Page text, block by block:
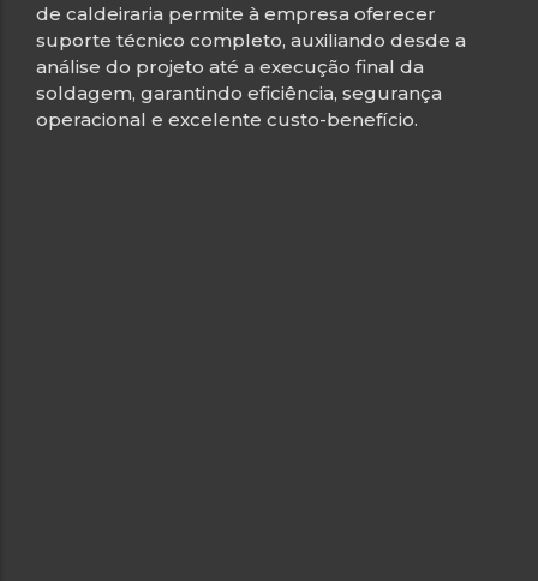
de caldeiraria permite à empresa oferecer
suporte técnico completo, auxiliando desde a
análise do projeto até a execução final da
soldagem, garantindo eficiência, segurança
operacional e excelente custo-benefício.